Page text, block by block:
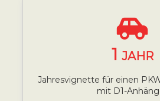
1 JAHR
Jahresvignette für einen
mit D1-